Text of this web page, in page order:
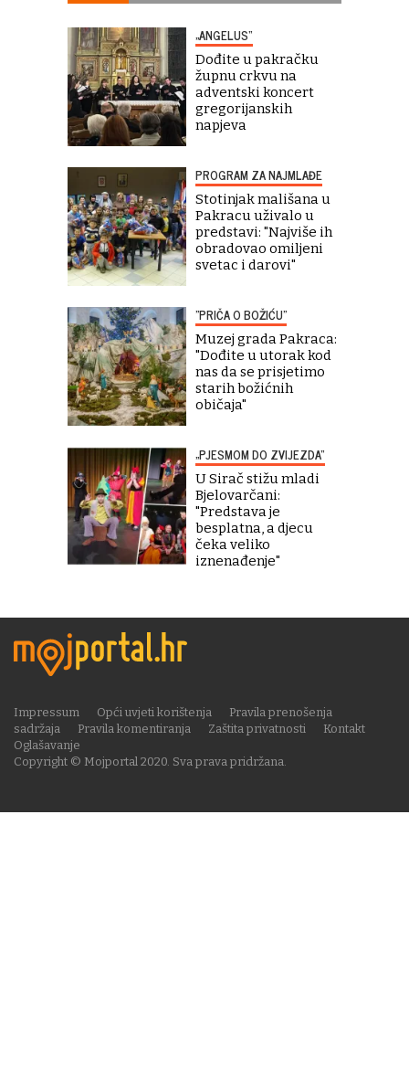
„ANGELUS“
Dođite u pakračku
župnu crkvu na
adventski koncert
gregorijanskih
napjeva
PROGRAM ZA NAJMLAĐE
Stotinjak mališana u
Pakracu uživalo u
predstavi: "Najviše ih
obradovao omiljeni
svetac i darovi"
"PRIČA O BOŽIĆU"
Muzej grada Pakraca:
"Dođite u utorak kod
nas da se prisjetimo
starih božićnih
običaja"
„PJESMOM DO ZVIJEZDA“
U Sirač stižu mladi
Bjelovarčani:
"Predstava je
besplatna, a djecu
čeka veliko
iznenađenje"
Copyright © Mojportal 2020. Sva prava pridržana.
Impressum Opći uvjeti korištenja
Pravila prenošenja
sadržaja
Pravila komentiranja Zaštita privatnosti
Kontakt
Oglašavanje